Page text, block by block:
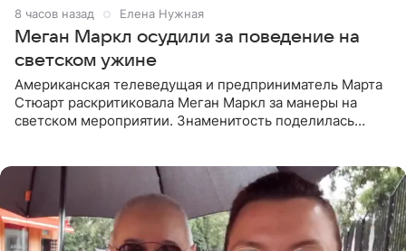
8 часов назад Елена Нужная
Меган Маркл осудили за поведение на
светском ужине
Американская телеведущая и предприниматель Марта
Стюарт раскритиковала Меган Маркл за манеры на
светском мероприятии. Знаменитость поделилась